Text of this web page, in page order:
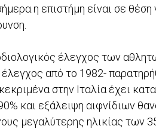
η επιστήμη είναι σε θέση
έλεγχος των
έλεγχος από το 1982-
στην Ιταλία έχει
και εξάλειψη αιφνίδιων
μεγαλύτερης ηλικίας των